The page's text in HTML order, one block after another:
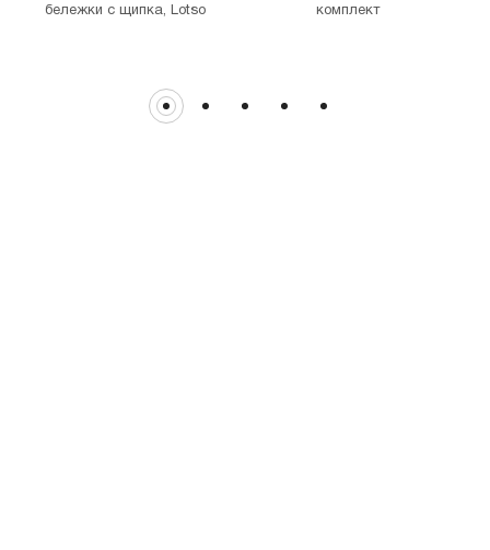
бележки с щипка, Lotso
комплект